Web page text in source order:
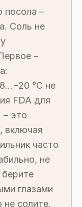
посола –
Соль не
–
°C не
FDA для
это
включая
часто
не
глазами
солите.